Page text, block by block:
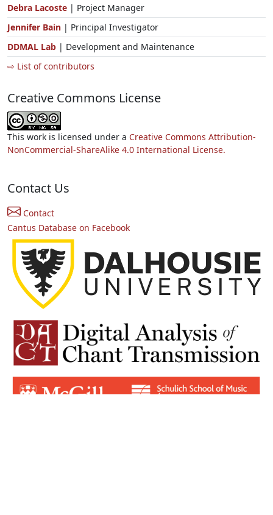
Debra Lacoste | Project Manager
Jennifer Bain | Principal Investigator
DDMAL Lab | Development and Maintenance
⇨ List of contributors
Creative Commons License
This work is licensed under a Creative Commons Attribution-
NonCommercial-ShareAlike 4.0 International License.
Contact Us
Contact
Cantus Database on Facebook